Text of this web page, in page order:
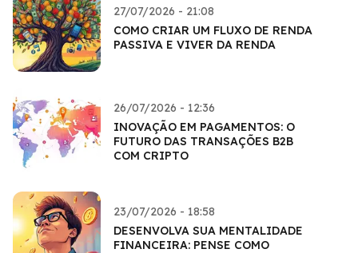
27/07/2026 - 21:08
COMO CRIAR UM FLUXO DE RENDA
PASSIVA E VIVER DA RENDA
26/07/2026 - 12:36
INOVAÇÃO EM PAGAMENTOS: O
FUTURO DAS TRANSAÇÕES B2B
COM CRIPTO
23/07/2026 - 18:58
DESENVOLVA SUA MENTALIDADE
FINANCEIRA: PENSE COMO